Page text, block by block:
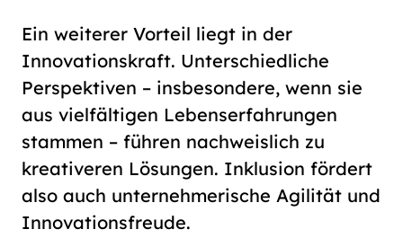
Ein weiterer Vorteil liegt in der
Innovationskraft. Unterschiedliche
Perspektiven – insbesondere, wenn sie
aus vielfältigen Lebenserfahrungen
stammen – führen nachweislich zu
kreativeren Lösungen. Inklusion fördert
also auch unternehmerische Agilität und
Innovationsfreude.